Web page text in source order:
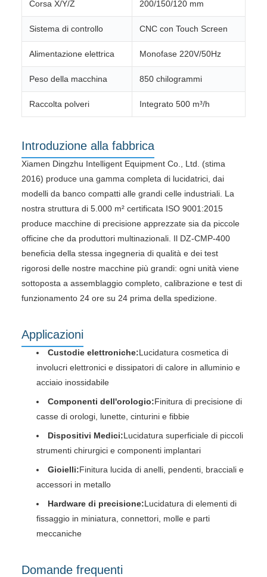
Corsa X/Y/Z 200/150/120 mm
Sistema di controllo CNC con Touch Screen
Alimentazione elettrica Monofase 220V/50Hz
Peso della macchina 850 chilogrammi
Raccolta polveri Integrato 500 m³/h
Introduzione alla fabbrica
Xiamen Dingzhu Intelligent Equipment Co., Ltd. (stima
2016) produce una gamma completa di lucidatrici, dai
modelli da banco compatti alle grandi celle industriali. La
nostra struttura di 5.000 m² certificata ISO 9001:2015
produce macchine di precisione apprezzate sia da piccole
officine che da produttori multinazionali. Il DZ-CMP-400
beneficia della stessa ingegneria di qualità e dei test
rigorosi delle nostre macchine più grandi: ogni unità viene
sottoposta a assemblaggio completo, calibrazione e test di
funzionamento 24 ore su 24 prima della spedizione.
Applicazioni
Custodie elettroniche:Lucidatura cosmetica di
involucri elettronici e dissipatori di calore in alluminio e
acciaio inossidabile
Componenti dell'orologio:Finitura di precisione di
casse di orologi, lunette, cinturini e fibbie
Dispositivi Medici:Lucidatura superficiale di piccoli
strumenti chirurgici e componenti implantari
Gioielli:Finitura lucida di anelli, pendenti, bracciali e
accessori in metallo
Hardware di precisione:Lucidatura di elementi di
fissaggio in miniatura, connettori, molle e parti
meccaniche
Domande frequenti